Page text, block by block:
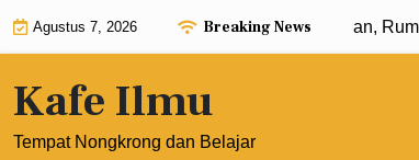
Agustus 7, 2026 Breaking News
Eksponen dengan Pangkat 0: Pengertian,
Kafe Ilmu
Tempat Nongkrong dan Belajar